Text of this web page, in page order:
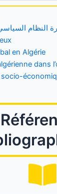
النظام
en Algérie
dans